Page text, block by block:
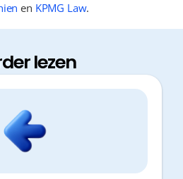
en KPMG Law.
lezen